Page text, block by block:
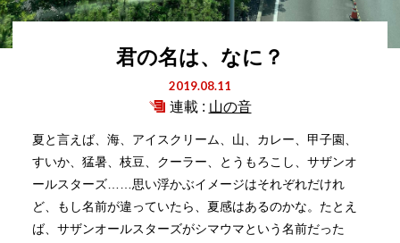
君の名は、なに？
2019.08.11
連載 : 山の音
夏と言えば、海、アイスクリーム、山、カレー、甲子園、
すいか、猛暑、枝豆、クーラー、とうもろこし、サザンオ
ールスターズ……思い浮かぶイメージはそれぞれだけれ
ど、もし名前が違っていたら、夏感はあるのかな。たとえ
ば、サザンオールスターズがシマウマという名前だった